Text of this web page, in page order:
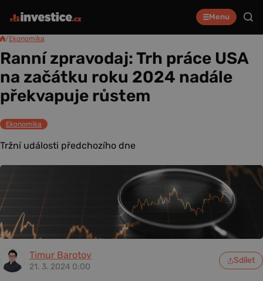
Menu
/Ekonomika
Ranní zpravodaj: Trh práce USA
na začátku roku 2024 nadále
překvapuje růstem
Ekonomika
Tržní události předchozího dne
Timur Barotov
21. 3. 2024 0:00
Sdílet